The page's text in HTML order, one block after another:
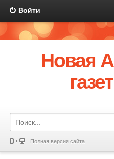
Войти
Новая
Полная версия сайта